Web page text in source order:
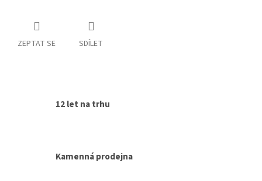
ZEPTAT SE SDÍLET
12 let na trhu
Kamenná prodejna